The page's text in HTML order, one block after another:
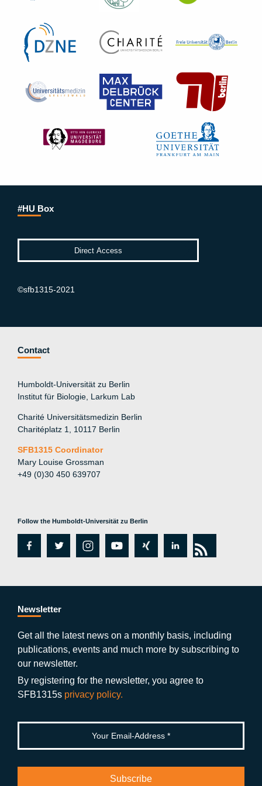
#HU Box
©sfb1315-2021
Contact
Humboldt-Universität zu Berlin
Institut für Biologie, Larkum Lab
Charité Universitätsmedizin Berlin
Charitéplatz 1, 10117 Berlin
SFB1315 Coordinator
Mary Louise Grossman
+49 (0)30 450 639707
Follow the Humboldt-Universität zu Berlin
fa
e
b
o
o
k
tw
er
in
a
a
m
y
ut
b
xi
g
lin
e
n
rs
Newsletter
Get all the latest news on a monthly basis, including
publications, events and much more by subscribing to
our newsletter.
By registering for the newsletter, you agree to
SFB1315s privacy policy.